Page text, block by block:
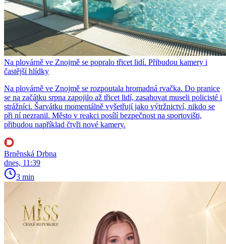
Na plovárně ve Znojmě se popralo třicet lidí. Přibudou kamery i
častější hlídky
Na plovárně ve Znojmě se rozpoutala hromadná rvačka. Do pranice
se na začátku srpna zapojilo až třicet lidí, zasahovat museli policisté i
strážníci. Šarvátku momentálně vyšetřují jako výtržnictví, nikdo se
při ní nezranil. Město v reakci posílí bezpečnost na sportovišti,
přibudou například čtyři nové kamery.
Brněnská Drbna
dnes, 11:39
3 min